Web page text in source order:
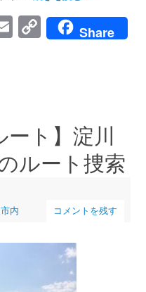
EmailCopyShare
ート】淀川
ルート捜索
内 コメントを残す